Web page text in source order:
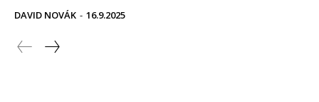
DAVID NOVÁK - 16.9.2025